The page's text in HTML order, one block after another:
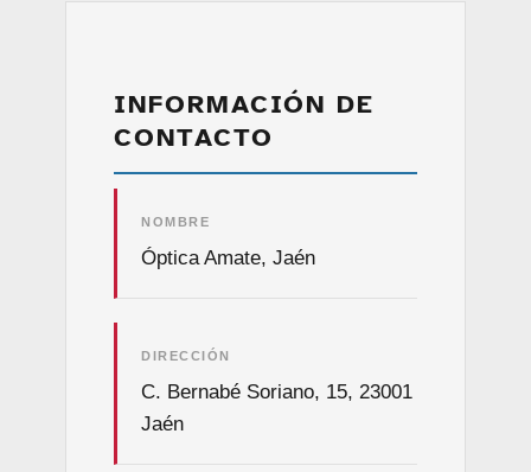
INFORMACIÓN DE
CONTACTO
NOMBRE
Óptica Amate, Jaén
DIRECCIÓN
C. Bernabé Soriano, 15, 23001
Jaén